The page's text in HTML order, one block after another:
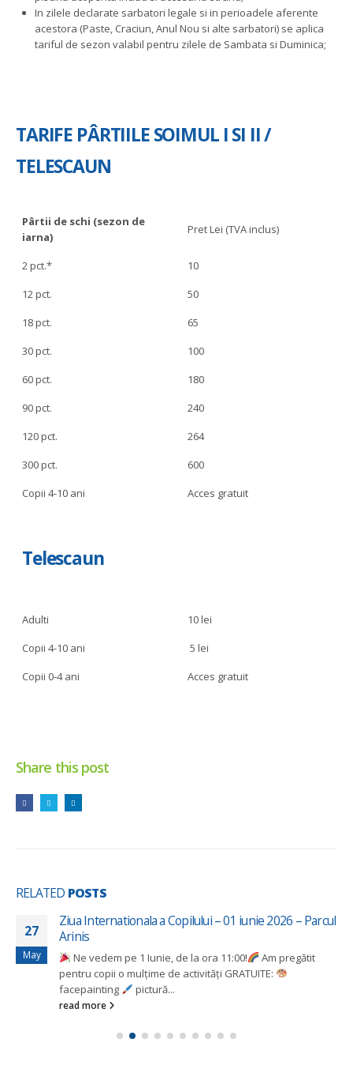
In zilele declarate sarbatori legale si in perioadele aferente
acestora (Paste, Craciun, Anul Nou si alte sarbatori) se aplica
tariful de sezon valabil pentru zilele de Sambata si Duminica;
TARIFE PÂRTIILE SOIMUL I SI II /
TELESCAUN
Pârtii de schi (sezon de
iarna)
Pret Lei (TVA inclus)
2 pct.*
10
12 pct.
50
18 pct.
65
30 pct.
100
60 pct.
180
90 pct.
240
120 pct.
264
300 pct.
600
Copii 4-10 ani
Acces gratuit
Telescaun
Adulti
10 lei
Copii 4-10 ani
5 lei
Copii 0-4 ani
Acces gratuit
Share this post
RELATED POSTS
27
May
Ziua Internationala a Copilului – 01 iunie 2026 – Parcul
Arinis
Ne vedem pe 1 Iunie, de la ora 11:00!
Am pregătit
pentru copii o mulțime de activități GRATUITE:
facepainting
pictură...
read more